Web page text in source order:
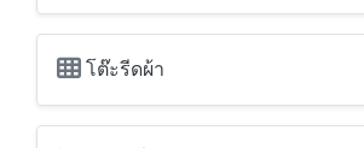
โต๊ะรีดผ้า